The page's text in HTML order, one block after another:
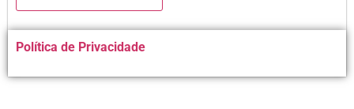
Alternative:
Política de Privacidade